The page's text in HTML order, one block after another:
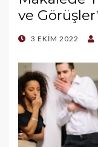
ve
POSTED
3 EKIM 2022